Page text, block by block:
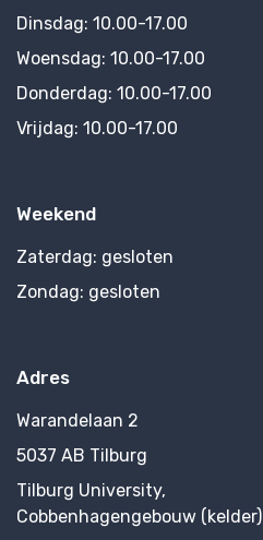
Dinsdag: 10.00-17.00
Woensdag: 10.00-17.00
Donderdag: 10.00-17.00
Vrijdag: 10.00-17.00
Weekend
Zaterdag: gesloten
Zondag: gesloten
Adres
Warandelaan 2
5037 AB Tilburg
Tilburg University,
Cobbenhagengebouw (kelder)